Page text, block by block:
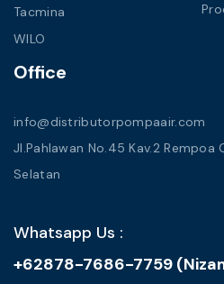
Tacmina
WILO
Office
info@distributorpompaair.com
Jl.Pahlawan No.45 Kav.2 Rempoa
Selatan
Whatsapp Us :
+62878-7686-7759